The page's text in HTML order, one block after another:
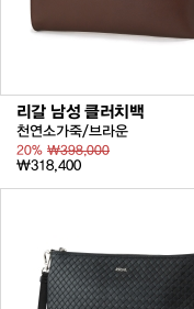
리갈 남성 클러치백
천연소가죽/브라운
20% ₩398,000
₩318,400